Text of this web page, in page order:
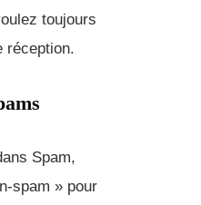
toujours
réception.
Spam,
spam » pour